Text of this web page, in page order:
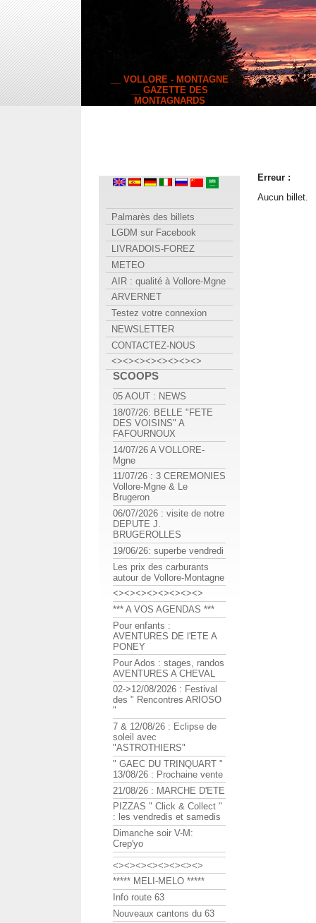
__ VOLLORE - MONTAGNE
__ GAZETTE DES
MONTAGNARDS
Erreur :
Aucun billet.
Palmarès des billets
LGDM sur Facebook
LIVRADOIS-FOREZ
METEO
AIR : qualité à Vollore-Mgne
ARVERNET
Testez votre connexion
NEWSLETTER
CONTACTEZ-NOUS
<><><><><><><><>
SCOOPS
05 AOUT : NEWS
18/07/26: BELLE "FETE
DES VOISINS" A
FAFOURNOUX
14/07/26 A VOLLORE-
Mgne
11/07/26 : 3 CEREMONIES
Vollore-Mgne & Le
Brugeron
06/07/2026 : visite de notre
DEPUTE J.
BRUGEROLLES
19/06/26: superbe vendredi
Les prix des carburants
autour de Vollore-Montagne
<><><><><><><><>
*** A VOS AGENDAS ***
Pour enfants :
AVENTURES DE l'ETE A
PONEY
Pour Ados : stages, randos
AVENTURES A CHEVAL
02->12/08/2026 : Festival
des " Rencontres ARIOSO
"
7 & 12/08/26 : Eclipse de
soleil avec
"ASTROTHIERS"
" GAEC DU TRINQUART "
13/08/26 : Prochaine vente
21/08/26 : MARCHE D'ETE
PIZZAS " Click & Collect "
: les vendredis et samedis
Dimanche soir V-M:
Crep'yo
<><><><><><><><>
***** MELI-MELO *****
Info route 63
Nouveaux cantons du 63